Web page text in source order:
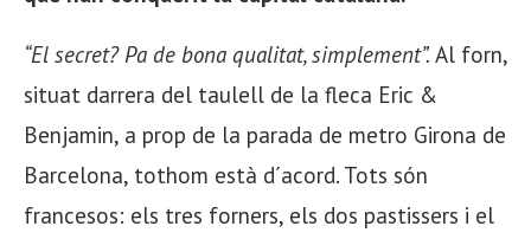
“El secret? Pa de bona qualitat, simplement”. Al forn,
situat darrera del taulell de la fleca Eric &
Benjamin, a prop de la parada de metro Girona de
Barcelona, tothom està d´acord. Tots són
francesos: els tres forners, els dos pastissers i el